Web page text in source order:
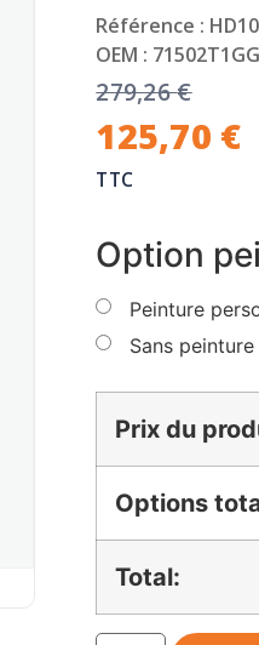
Référence :
OEM :
279,26€
125,70 €
TTC
Option
Peinture
Sans peinture
Prix du
Options
Total: